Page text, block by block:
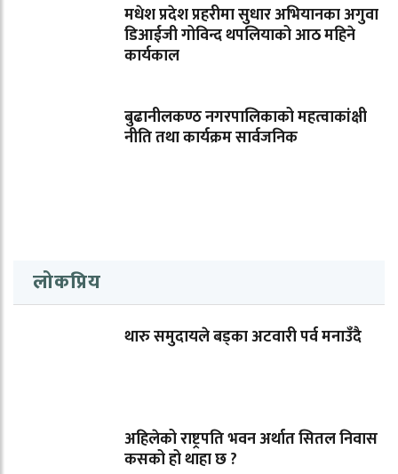
मधेश प्रदेश प्रहरीमा सुधार अभियानका अगुवा
डिआईजी गोविन्द थपलियाको आठ महिने
कार्यकाल
बुढानीलकण्ठ नगरपालिकाको महत्वाकांक्षी
नीति तथा कार्यक्रम सार्वजनिक
लोकप्रिय
थारु समुदायले बड्का अटवारी पर्व मनाउँदै
अहिलेको राष्ट्रपति भवन अर्थात सितल निवास
कसको हो थाहा छ ?